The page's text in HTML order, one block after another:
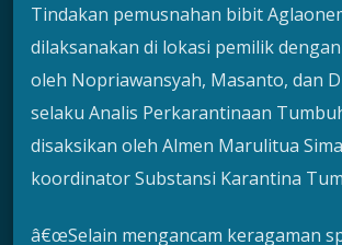
Tindakan pemusnahan bibit
dilaksanakan di lokasi pemilik
oleh Nopriawansyah, Masanto, dan
selaku Analis Perkarantinaan
disaksikan oleh Almen Marulitua
koordinator Substansi Karantina
â€œSelain mengancam keragaman